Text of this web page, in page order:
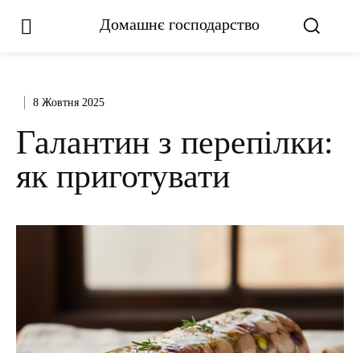
Домашнє господарство
8 Жовтня 2025
Галантин з перепілки:
як приготувати